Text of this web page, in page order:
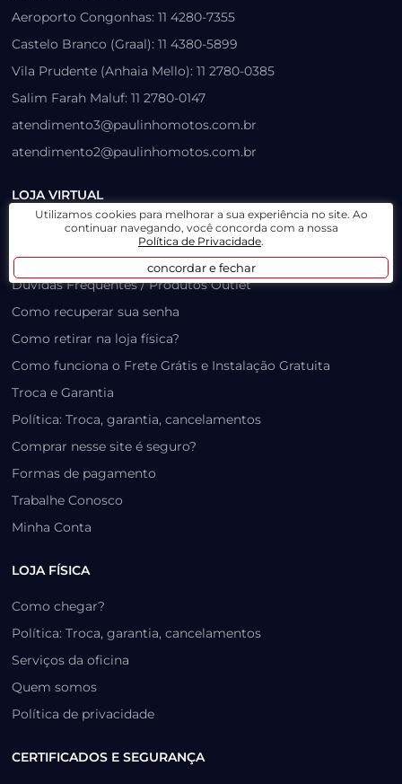
Aeroporto Congonhas: 11 4280-7355
Castelo Branco (Graal): 11 4380-5899
Vila Prudente (Anhaia Mello): 11 2780-0385
Salim Farah Maluf: 11 2780-0147
atendimento3@paulinhomotos.com.br
atendimento2@paulinhomotos.com.br
LOJA VIRTUAL
Lista de Desejos
Prazo, Rastreio e Transporte
Dúvidas Frequentes / Produtos Outlet
Como recuperar sua senha
Como retirar na loja física?
Como funciona o Frete Grátis e Instalação Gratuita
Troca e Garantia
Política: Troca, garantia, cancelamentos
Comprar nesse site é seguro?
Formas de pagamento
Trabalhe Conosco
Minha Conta
LOJA FÍSICA
Como chegar?
Política: Troca, garantia, cancelamentos
Serviços da oficina
Quem somos
Política de privacidade
CERTIFICADOS E SEGURANÇA
Utilizamos cookies para melhorar a sua experiência no site. Ao
continuar navegando, você concorda com a nossa
Política de Privacidade.
concordar e fechar